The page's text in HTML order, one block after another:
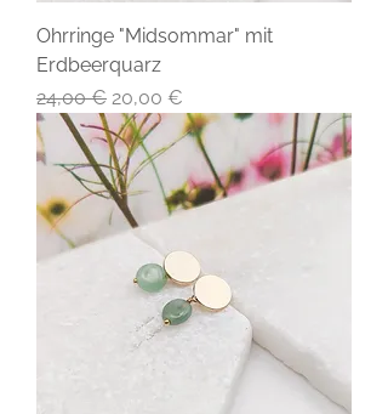
Ohrringe "Midsommar" mit
Erdbeerquarz
Standardpreis
24,00 € Sale-Preis
20,00 €